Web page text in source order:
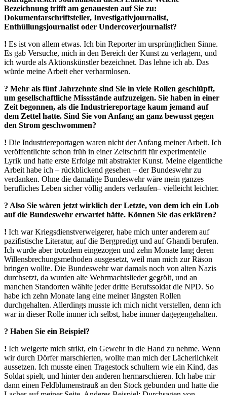
Bezeichnung trifft am genauesten auf Sie zu:
Dokumentarschriftsteller, Investigativjournalist,
Enthüllungsjournalist oder Undercoverjournalist?
! Es ist von allem etwas. Ich bin Reporter im ursprünglichen Sinne.
Es gab Versuche, mich in den Bereich der Kunst zu verlagern, und
ich wurde als Aktionskünstler bezeichnet. Das lehne ich ab. Das
würde meine Arbeit eher verharmlosen.
? Mehr als fünf Jahrzehnte sind Sie in viele Rollen geschlüpft,
um gesellschaftliche Missstände aufzuzeigen. Sie haben in einer
Zeit begonnen, als die Industriereportage kaum jemand auf
dem Zettel hatte. Sind Sie von Anfang an ganz bewusst gegen
den Strom geschwommen?
! Die Industriereportagen waren nicht der Anfang meiner Arbeit. Ich
veröffentlichte schon früh in einer Zeitschrift für experimentelle
Lyrik und hatte erste Erfolge mit abstrakter Kunst. Meine eigentliche
Arbeit habe ich – rückblickend gesehen – der Bundeswehr zu
verdanken. Ohne die damalige Bundeswehr wäre mein ganzes
berufliches Leben sicher völlig anders verlaufen– vielleicht leichter.
? Also Sie wären jetzt wirklich der Letzte, von dem ich ein Lob
auf die Bundeswehr erwartet hätte. Können Sie das erklären?
! Ich war Kriegsdienstverweigerer, habe mich unter anderem auf
pazifistische Literatur, auf die Bergpredigt und auf Ghandi berufen.
Ich wurde aber trotzdem eingezogen und zehn Monate lang deren
Willensbrechungsmethoden ausgesetzt, weil man mich zur Räson
bringen wollte. Die Bundeswehr war damals noch von alten Nazis
durchsetzt, da wurden alte Wehrmachtslieder gegrölt, und an
manchen Standorten wählte jeder dritte Berufssoldat die NPD. So
habe ich zehn Monate lang eine meiner längsten Rollen
durchgehalten. Allerdings musste ich mich nicht verstellen, denn ich
war in dieser Rolle immer ich selbst, habe immer dagegengehalten.
? Haben Sie ein Beispiel?
! Ich weigerte mich strikt, ein Gewehr in die Hand zu nehme. Wenn
wir durch Dörfer marschierten, wollte man mich der Lächerlichkeit
aussetzen. Ich musste einen Tragestock schultern wie ein Kind, das
Soldat spielt, und hinter den anderen hermarschieren. Ich habe mir
dann einen Feldblumenstrauß an den Stock gebunden und hatte die